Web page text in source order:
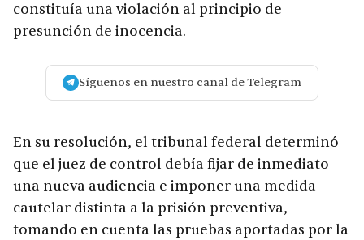
constituía una violación al principio de
presunción de inocencia.
Síguenos en nuestro canal de Telegram
En su resolución, el tribunal federal determinó
que el juez de control debía fijar de inmediato
una nueva audiencia e imponer una medida
cautelar distinta a la prisión preventiva,
tomando en cuenta las pruebas aportadas por la